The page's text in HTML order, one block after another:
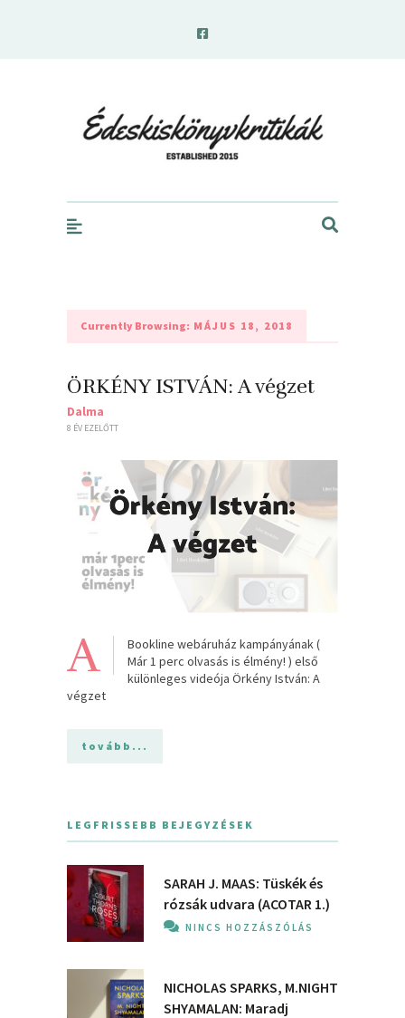
Currently Browsing: MÁJUS 18, 2018
ÖRKÉNY ISTVÁN: A végzet
Dalma
8 ÉV EZELŐTT
A
Bookline webáruház kampányának (
Már 1 perc olvasás is élmény! ) első
különleges videója Örkény István: A
végzet
tovább...
LEGFRISSEBB BEJEGYZÉSEK
SARAH J. MAAS: Tüskék és
rózsák udvara (ACOTAR 1.)
NINCS HOZZÁSZÓLÁS
NICHOLAS SPARKS, M.NIGHT
SHYAMALAN: Maradj